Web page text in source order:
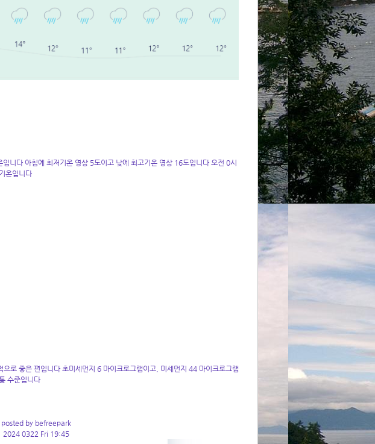
니다 아침에 최저기온 영상 5도이고 낮에 최고기온 영상 16도입니다 오전 0시
온입니다
로 좋은 편입니다 초미세먼지 6 마이크로그램이고, 미세먼지 44 마이크로그램
수준입니다
posted by befreepark
2024 0322 Fri 19:45